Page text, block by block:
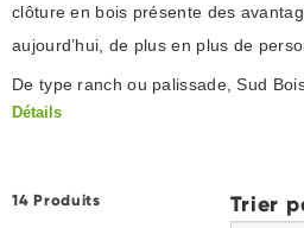
clôture en bois présente des
aujourd’hui, de plus en plus de
De type ranch ou palissade, Sud
Détails
14 Produits Trier